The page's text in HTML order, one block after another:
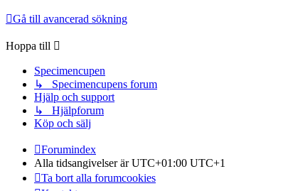
Gå till avancerad sökning
Hoppa till
Specimencupen
↳ Specimencupens forum
Hjälp och support
↳ Hjälpforum
Köp och sälj
Forumindex
Alla tidsangivelser är UTC+01:00 UTC+1
Ta bort alla forumcookies